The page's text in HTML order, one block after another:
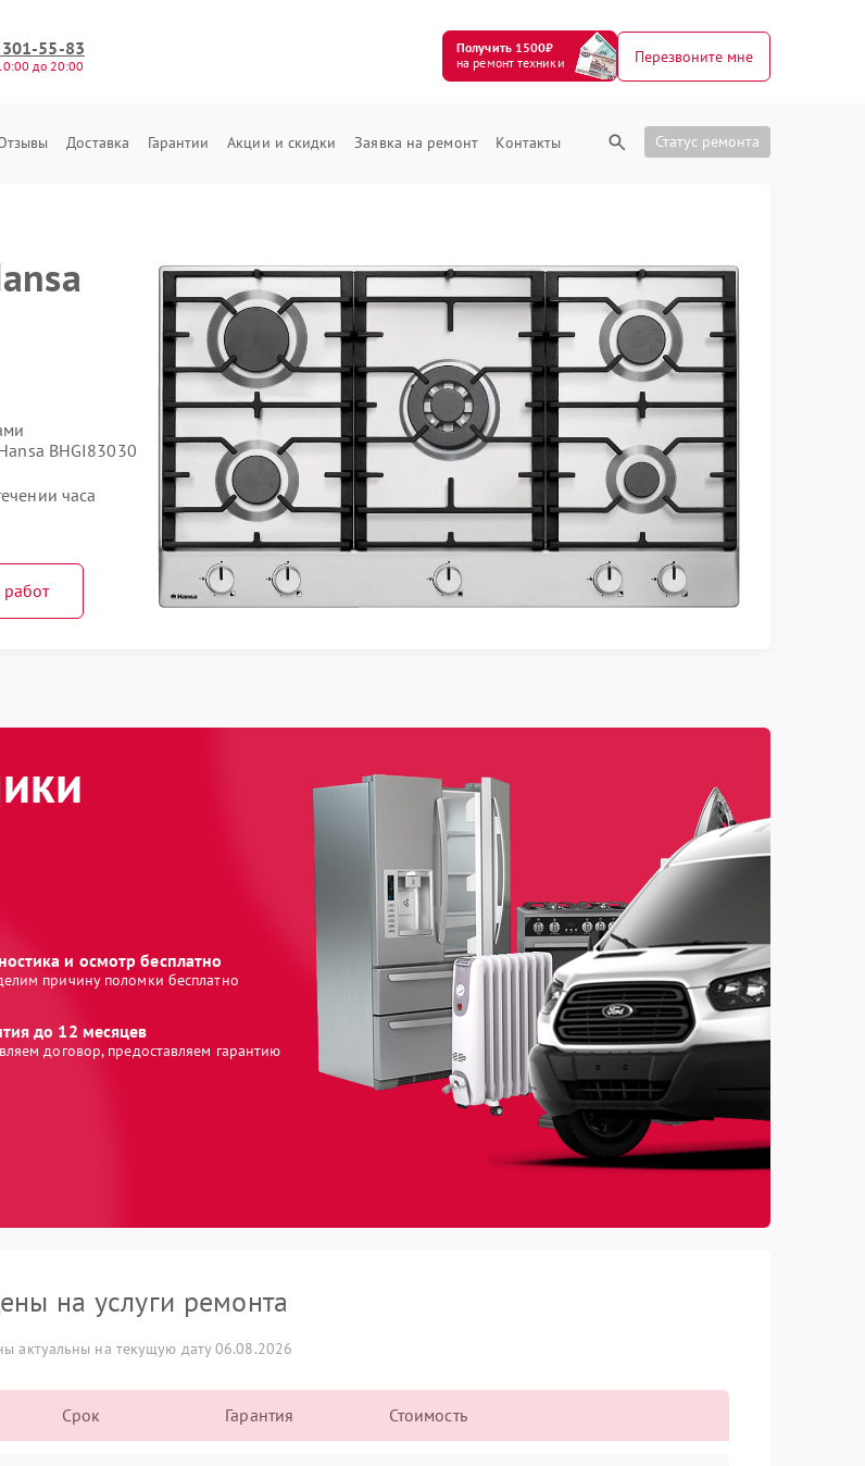
55-83
до 20:00
Получить 1500₽
на ремонт техники
Перезвоните мне
Доставка Гарантии Акции и скидки Заявка на ремонт Контакты Статус ремонта
BHGI83030
часа
работ
и осмотр бесплатно
причину поломки бесплатно
до 12 месяцев
договор, предоставляем гарантию
на услуги ремонта
актуальны на текущую дату 06.08.2026
Срок Гарантия Стоимость